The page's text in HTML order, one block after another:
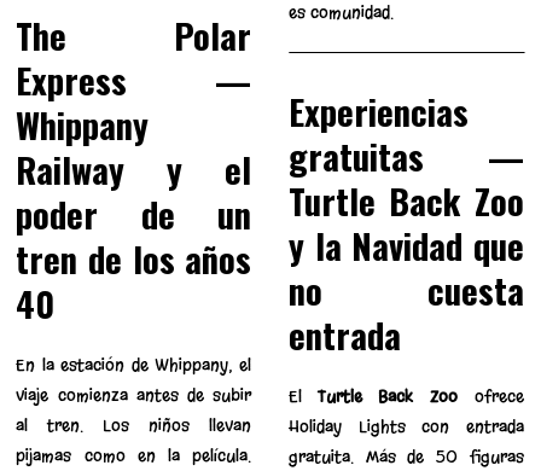
The Polar
Express —
Whippany
Railway y el
poder de un
tren de los años
40
En la estación de Whippany, el
viaje comienza antes de subir
al tren. Los niños llevan
pijamas como en la película.
es comunidad.
Experiencias
gratuitas —
Turtle Back Zoo
y la Navidad que
no cuesta
entrada
ElTurtle Back Zooofrece
Holiday Lights con entrada
gratuita. Más de 50 figuras